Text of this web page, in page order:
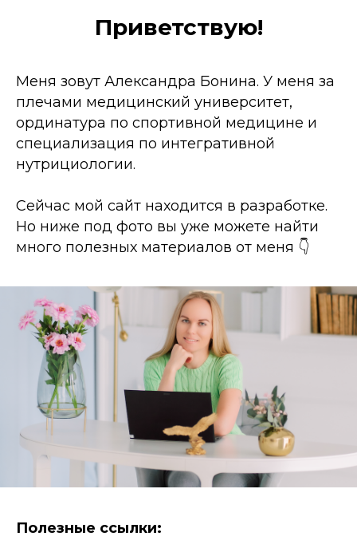
Приветствую!
Меня зовут Александра Бонина. У меня за
плечами медицинский университет,
ординатура по спортивной медицине и
специализация по интегративной
нутрициологии.
Сейчас мой сайт находится в разработке.
Но ниже под фото вы уже можете найти
много полезных материалов от меня 👇
Полезные ссылки: